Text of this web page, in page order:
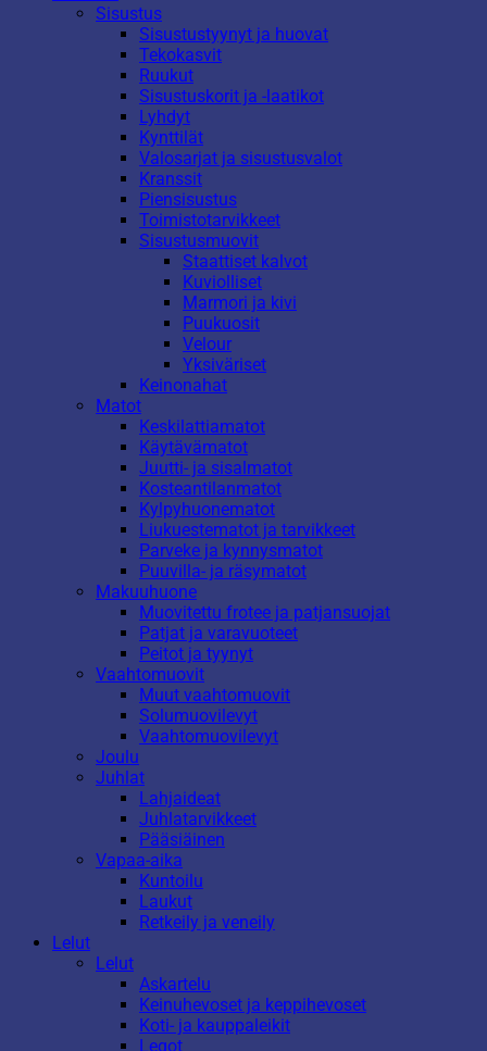
Sisustus
Sisustustyynyt ja huovat
Tekokasvit
Ruukut
Sisustuskorit ja -laatikot
Lyhdyt
Kynttilät
Valosarjat ja sisustusvalot
Kranssit
Piensisustus
Toimistotarvikkeet
Sisustusmuovit
Staattiset kalvot
Kuviolliset
Marmori ja kivi
Puukuosit
Velour
Yksiväriset
Keinonahat
Matot
Keskilattiamatot
Käytävämatot
Juutti- ja sisalmatot
Kosteantilanmatot
Kylpyhuonematot
Liukuestematot ja tarvikkeet
Parveke ja kynnysmatot
Puuvilla- ja räsymatot
Makuuhuone
Muovitettu frotee ja patjansuojat
Patjat ja varavuoteet
Peitot ja tyynyt
Vaahtomuovit
Muut vaahtomuovit
Solumuovilevyt
Vaahtomuovilevyt
Joulu
Juhlat
Lahjaideat
Juhlatarvikkeet
Pääsiäinen
Vapaa-aika
Kuntoilu
Laukut
Retkeily ja veneily
Lelut
Lelut
Askartelu
Keinuhevoset ja keppihevoset
Koti- ja kauppaleikit
Legot